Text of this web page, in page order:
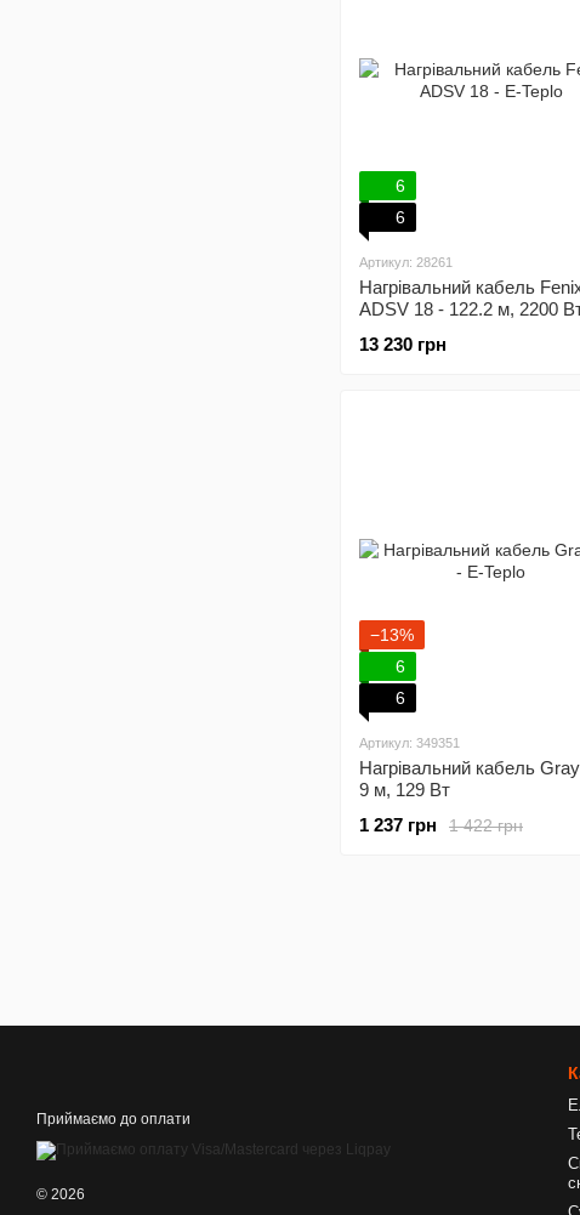
6
6
Артикул: 28261
Нагрівальний кабель
ADSV 18 - 122.2 м, 2200
13 230 грн
−13%
6
6
Артикул: 349351
Нагрівальний кабель
9 м, 129 Вт
1 422 грн
1 237 грн
Приймаємо до оплати
© 2026